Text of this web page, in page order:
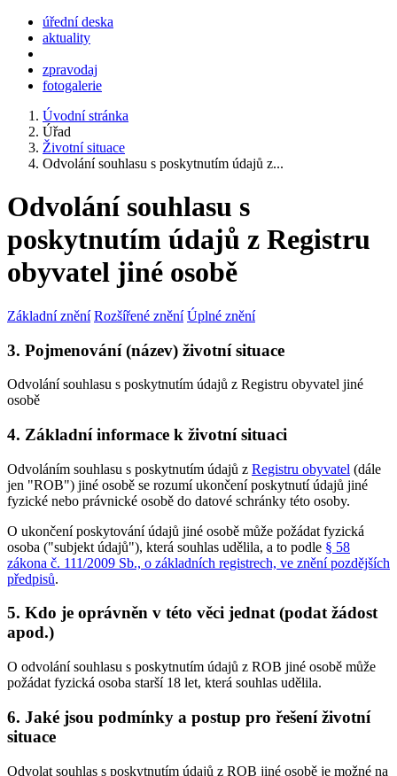
úřední deska
aktuality
zpravodaj
fotogalerie
Úvodní stránka
Úřad
Životní situace
Odvolání souhlasu s poskytnutím údajů z...
Odvolání souhlasu s
poskytnutím údajů z Registru
obyvatel jiné osobě
Základní znění Rozšířené znění Úplné znění
3. Pojmenování (název) životní situace
Odvolání souhlasu s poskytnutím údajů z Registru obyvatel jiné
osobě
4. Základní informace k životní situaci
Odvoláním souhlasu s poskytnutím údajů z Registru obyvatel (dále
jen "ROB") jiné osobě se rozumí ukončení poskytnutí údajů jiné
fyzické nebo právnické osobě do datové schránky této osoby.
O ukončení poskytování údajů jiné osobě může požádat fyzická
osoba ("subjekt údajů"), která souhlas udělila, a to podle § 58
zákona č. 111/2009 Sb., o základních registrech, ve znění pozdějších
předpisů.
5. Kdo je oprávněn v této věci jednat (podat žádost
apod.)
O odvolání souhlasu s poskytnutím údajů z ROB jiné osobě může
požádat fyzická osoba starší 18 let, která souhlas udělila.
6. Jaké jsou podmínky a postup pro řešení životní
situace
Odvolat souhlas s poskytnutím údajů z ROB jiné osobě je možné na